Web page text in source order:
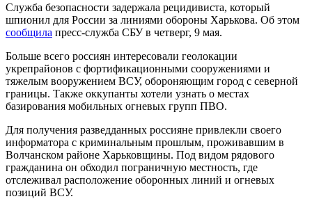
Служба безопасности задержала рецидивиста, который
шпионил для России за линиями обороны Харькова. Об этом
сообщила пресс-служба СБУ в четверг, 9 мая.
Больше всего россиян интересовали геолокации
укрепрайонов с фортификационными сооружениями и
тяжелым вооружением ВСУ, обороняющим город с северной
границы. Также оккупанты хотели узнать о местах
базирования мобильных огневых групп ПВО.
Для получения разведданных россияне привлекли своего
информатора с криминальным прошлым, проживавшим в
Волчанском районе Харьковщины. Под видом рядового
гражданина он обходил пограничную местность, где
отслеживал расположение оборонных линий и огневых
позиций ВСУ.